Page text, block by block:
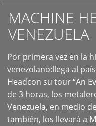
MACHINE
VENEZUELA
Por primera vez en la
venezolano:llega al
Headcon su tour “An
de 3 horas, los
Venezuela, en medio
también, los llevará a